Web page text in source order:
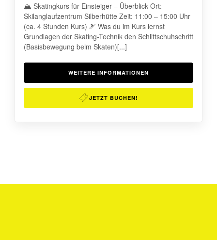
🏔️ Skatingkurs für Einsteiger – Überblick Ort:
Skilanglaufzentrum Silberhütte Zeit: 11:00 – 15:00 Uhr
(ca. 4 Stunden Kurs) 🎿 Was du im Kurs lernst
Grundlagen der Skating-Technik den Schlittschuhschritt
(Basisbewegung beim Skaten)[...]
WEITERE INFORMATIONEN
JETZT BUCHEN!